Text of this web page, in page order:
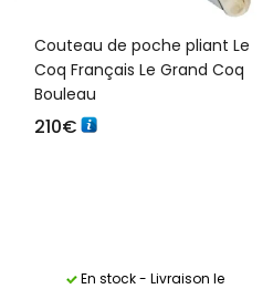
Couteau de poche pliant Le
Coq Français Le Grand Coq
Bouleau
210€
En stock - Livraison le